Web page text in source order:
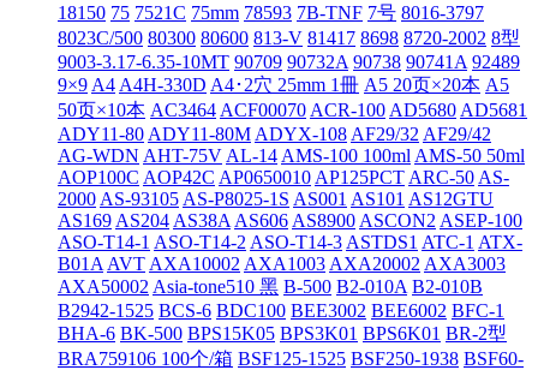
18150 75 7521C 75mm 78593 7B-TNF 7号 8016-3797
8023C/500 80300 80600 813-V 81417 8698 8720-2002 8型
9003-3.17-6.35-10MT 90709 90732A 90738 90741A 92489
9×9 A4 A4H-330D A4･2穴 25mm 1冊 A5 20页×20本 A5
50页×10本 AC3464 ACF00070 ACR-100 AD5680 AD5681
ADY11-80 ADY11-80M ADYX-108 AF29/32 AF29/42
AG-WDN AHT-75V AL-14 AMS-100 100ml AMS-50 50ml
AOP100C AOP42C AP0650010 AP125PCT ARC-50 AS-
2000 AS-93105 AS-P8025-1S AS001 AS101 AS12GTU
AS169 AS204 AS38A AS606 AS8900 ASCON2 ASEP-100
ASO-T14-1 ASO-T14-2 ASO-T14-3 ASTDS1 ATC-1 ATX-
B01A AVT AXA10002 AXA1003 AXA20002 AXA3003
AXA50002 Asia-tone510 黑 B-500 B2-010A B2-010B
B2942-1525 BCS-6 BDC100 BEE3002 BEE6002 BFC-1
BHA-6 BK-500 BPS15K05 BPS3K01 BPS6K01 BR-2型
BRA759106 100个/箱 BSF125-1525 BSF250-1938 BSF60-